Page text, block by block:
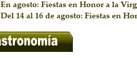
En agosto: Fiestas en Honor a la
Del 14 al 16 de agosto: Fiestas en